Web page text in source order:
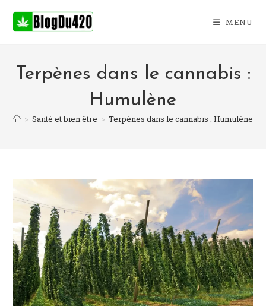
MENU
Terpènes dans le cannabis :
Humulène
> Santé et bien être > Terpènes dans le cannabis : Humulène